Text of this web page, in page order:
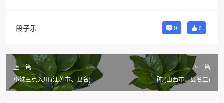
段子乐 0 0
上一篇
小妹三点入川 (江苏市、县名)
下一篇
砘 (山西市、县名二)